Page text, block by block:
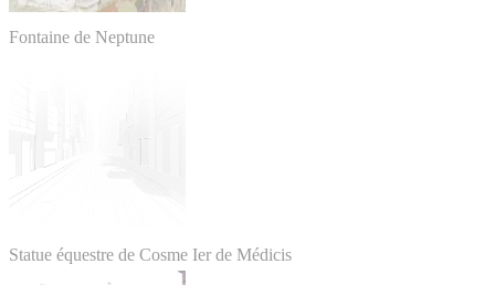
Fontaine de Neptune
Statue équestre de Cosme Ier de Médicis